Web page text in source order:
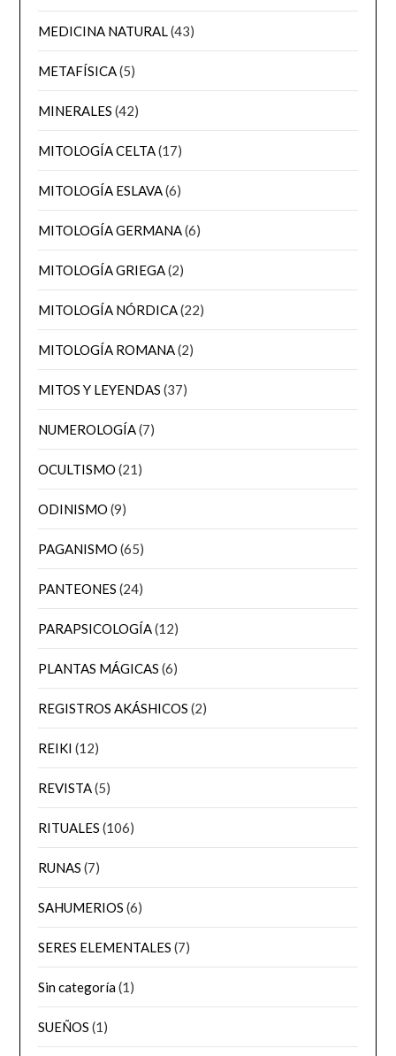
MEDICINA NATURAL(43)
METAFÍSICA(5)
MINERALES (42)
MITOLOGÍA CELTA(17)
MITOLOGÍA ESLAVA(6)
MITOLOGÍA GERMANA(6)
MITOLOGÍA GRIEGA(2)
MITOLOGÍA NÓRDICA(22)
MITOLOGÍA ROMANA(2)
MITOS Y LEYENDAS (37)
NUMEROLOGÍA(7)
OCULTISMO (21)
ODINISMO (9)
PAGANISMO (65)
PANTEONES (24)
PARAPSICOLOGÍA(12)
PLANTAS MÁGICAS (6)
REGISTROS AKÁSHICOS (2)
REIKI (12)
REVISTA(5)
RITUALES (106)
RUNAS (7)
SAHUMERIOS (6)
SERES ELEMENTALES (7)
Sin categoría(1)
SUEÑOS (1)